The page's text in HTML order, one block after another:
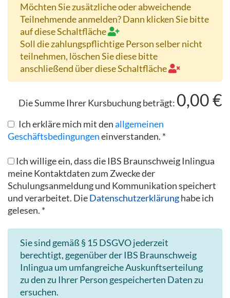
Möchten Sie zusätzliche oder abweichende
Teilnehmende anmelden? Dann klicken Sie bitte
auf diese Schaltfläche
Soll die zahlungspflichtige Person selber nicht
teilnehmen, löschen Sie diese bitte
anschließend über diese Schaltfläche
Die Summe Ihrer Kursbuchung beträgt: 0,00€
Ich erkläre mich mit denallgemeinen
Geschäftsbedingungeneinverstanden. *
Ich willige ein, dass die IBS Braunschweig Inlingua
meine Kontaktdaten zum Zwecke der
Schulungsanmeldung und Kommunikation speichert
und verarbeitet. DieDatenschutzerklärunghabe ich
gelesen. *
Sie sind gemäß § 15 DSGVO jederzeit
berechtigt, gegenüber der IBS Braunschweig
Inlingua um umfangreiche Auskunftserteilung
zu den zu Ihrer Person gespeicherten Daten zu
ersuchen.